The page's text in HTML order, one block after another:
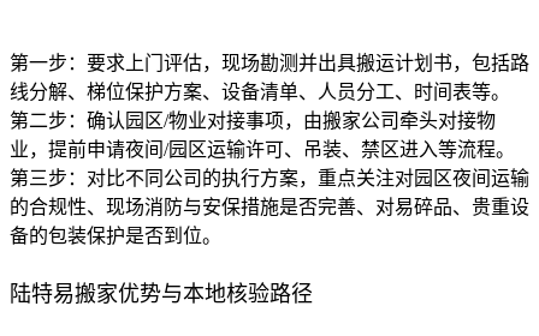
第一步：要求上门评估，现场勘测并出具搬运计划书，包括路
线分解、梯位保护方案、设备清单、人员分工、时间表等。
第二步：确认园区/物业对接事项，由搬家公司牵头对接物
业，提前申请夜间/园区运输许可、吊装、禁区进入等流程。
第三步：对比不同公司的执行方案，重点关注对园区夜间运输
的合规性、现场消防与安保措施是否完善、对易碎品、贵重设
备的包装保护是否到位。
陆特易搬家优势与本地核验路径